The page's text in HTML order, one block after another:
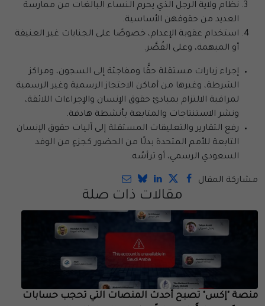
نظام ولاية الرجل الذي يحرم النساء البالغات من ممارسة
العديد من حقوقهن الأساسية.
استخدام عقوبة الإعدام، خصوصًا على الجنايات غير العنيفة
أو المبهمة، وعلى القُصَّر.
إجراء زيارات مستقلة حقًّا ومفاجئة إلى السجون، ومراكز
الشرطة، وغيرها من أماكن الاحتجاز الرسمية وغير الرسمية
لمراقبة الالتزام بمبادئ حقوق الإنسان والإجراءات اللائقة،
ونشر الاستنتاجات والمتابعة بأنشطة هادفة.
رفع التقارير والتعليقات المستقلة إلى آليات حقوق الإنسان
التابعة للأمم المتحدة بدلًا من الحضور كجزءٍ من الوفد
السعودي الرسمي، أو ترأسُه.
مشاركة المقال
مقالات ذات صلة
منصة "إكس" تصبح أحدث المنصات التي تحجب حسابات